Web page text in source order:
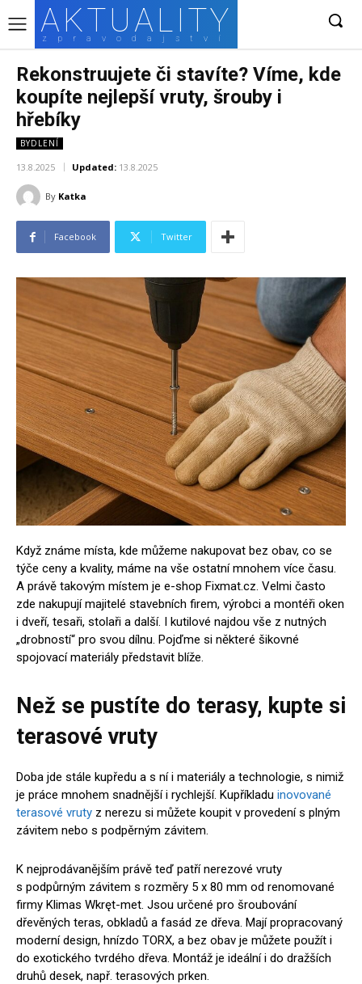
AKTUALITY
zpravodajství
Rekonstruujete či stavíte? Víme, kde
koupíte nejlepší vruty, šrouby i
hřebíky
BYDLENÍ
13.8.2025 Updated: 13.8.2025
By Katka
Facebook Twitter
Když známe místa, kde můžeme nakupovat bez obav, co se
týče ceny a kvality, máme na vše ostatní mnohem více času.
A právě takovým místem je e-shop Fixmat.cz. Velmi často
zde nakupují majitelé stavebních firem, výrobci a montéři oken
i dveří, tesaři, stolaři a další. I kutilové najdou vše z nutných
„drobností“ pro svou dílnu. Pojďme si některé šikovné
spojovací materiály představit blíže.
Než se pustíte do terasy, kupte si
terasové vruty
Doba jde stále kupředu a s ní i materiály a technologie, s nimiž
je práce mnohem snadnější i rychlejší. Kupříkladu inovované
terasové vruty z nerezu si můžete koupit v provedení s plným
závitem nebo s podpěrným závitem.
K nejprodávanějším právě teď patří nerezové vruty
s podpůrným závitem s rozměry 5 x 80 mm od renomované
firmy Klimas Wkręt-met. Jsou určené pro šroubování
dřevěných teras, obkladů a fasád ze dřeva. Mají propracovaný
moderní design, hnízdo TORX, a bez obav je můžete použít i
do exotického tvrdého dřeva. Montáž je ideální i do dražších
druhů desek, např. terasových prken.